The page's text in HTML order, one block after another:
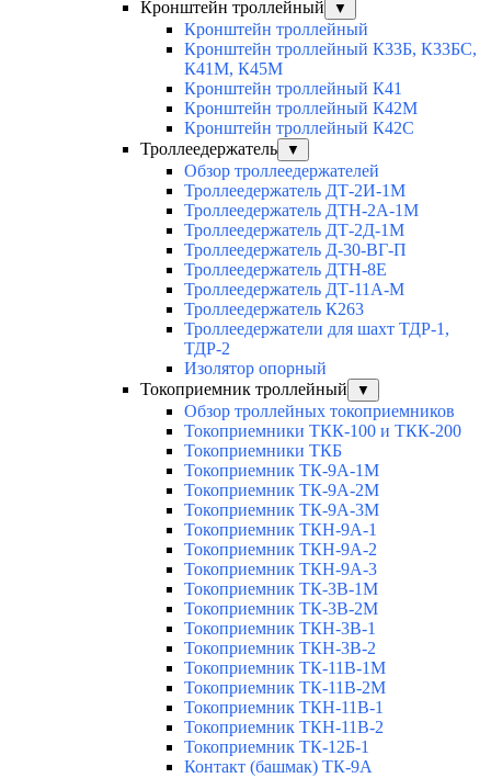
Кронштейн троллейный
▼
Кронштейн троллейный
Кронштейн троллейный К33Б, К33БС,
К41М, К45М
Кронштейн троллейный К41
Кронштейн троллейный К42М
Кронштейн троллейный К42С
Троллеедержатель
▼
Обзор троллеедержателей
Троллеедержатель ДТ-2И-1М
Троллеедержатель ДТН-2А-1М
Троллеедержатель ДТ-2Д-1М
Троллеедержатель Д-30-ВГ-П
Троллеедержатель ДТН-8Е
Троллеедержатель ДТ-11А-М
Троллеедержатель К263
Троллеедержатели для шахт ТДР-1,
ТДР-2
Изолятор опорный
Токоприемник троллейный
▼
Обзор троллейных токоприемников
Токоприемники ТКК-100 и ТКК-200
Токоприемники ТКБ
Токоприемник ТК-9А-1М
Токоприемник ТК-9А-2М
Токоприемник ТК-9А-3М
Токоприемник ТКН-9А-1
Токоприемник ТКН-9А-2
Токоприемник ТКН-9А-3
Токоприемник ТК-3В-1М
Токоприемник ТК-3В-2М
Токоприемник ТКН-3В-1
Токоприемник ТКН-3В-2
Токоприемник ТК-11В-1М
Токоприемник ТК-11В-2М
Токоприемник ТКН-11В-1
Токоприемник ТКН-11В-2
Токоприемник ТК-12Б-1
Контакт (башмак) ТК-9А